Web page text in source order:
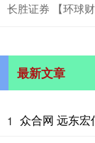
长胜证券 【环球
最新文章
1 众合网 远东